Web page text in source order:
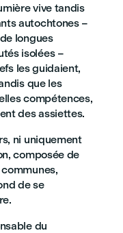
vive tandis
autochtones –
longues
isolées –
les guidaient,
que les
compétences,
des assiettes.
ni uniquement
composée de
de se
du